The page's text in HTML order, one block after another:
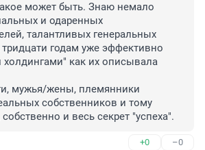
может быть. Знаю немало
и одаренных
талантливых генеральных
тридцати годам уже эффективно
как их описывала
мужья/жены, племянники
собственников и тому
и весь секрет "успеха".
+0 –0